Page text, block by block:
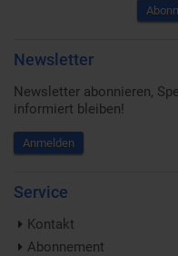
Newsletter
Newsletter abonnieren,
informiert bleiben!
Anmelden
Service
Kontakt
Abonnement